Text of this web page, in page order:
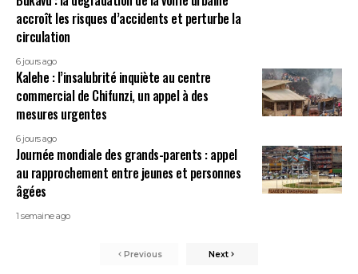
accroît les risques d’accidents et perturbe la
circulation
6 jours ago
Kalehe : l’insalubrité inquiète au centre
commercial de Chifunzi, un appel à des
mesures urgentes
6 jours ago
Journée mondiale des grands-parents : appel
au rapprochement entre jeunes et personnes
âgées
1 semaine ago
Previous Next